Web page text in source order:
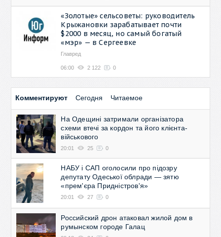
«Золотые» сельсоветы: руководитель
Крыжановки зарабатывает почти
$2000 в месяц, но самый богатый
«мэр» — в Сергеевке
Главред
06:00 2 122 0
Комментируют Сегодня Читаемое
На Одещині затримали організатора
схеми втечі за кордон та його клієнта-
військового
20:01 25 0
НАБУ і САП оголосили про підозру
депутату Одеської облради — зятю
«прем'єра Придністров'я»
20:01 27 0
Российский дрон атаковал жилой дом в
румынском городе Галац